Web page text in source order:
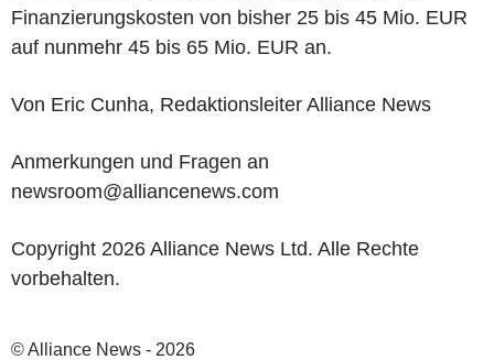
Finanzierungskosten von bisher 25 bis 45 Mio. EUR
auf nunmehr 45 bis 65 Mio. EUR an.
Von Eric Cunha, Redaktionsleiter Alliance News
Anmerkungen und Fragen an
newsroom@alliancenews.com
Copyright 2026 Alliance News Ltd. Alle Rechte
vorbehalten.
© Alliance News - 2026